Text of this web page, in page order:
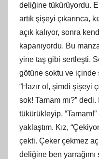
deliğine tükürüyordu.
artık şişeyi çıkarınca,
açık kal ıyor, sonra
kapanıyordu. Bu
yine taş gibi sertleşti.
götüne soktu ve içinde
“Hazır ol, şimdi şişeyi
sok! Tamam mı?” dedi.
tükürükleyip,
yaklaştım. Kız,
çekti. Çeker çekmez
deliğine ben